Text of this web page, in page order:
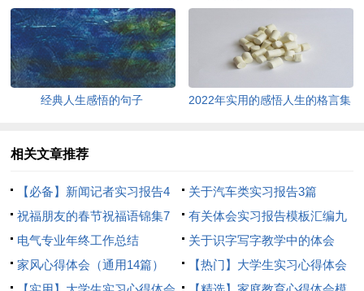
经典人生感悟的句子
2022年实用的感悟人生的格言集
相关文章推荐
【必备】新闻记者实习报告4
篇
关于汽车类实习报告3篇
祝福朋友的春节祝福语锦集7
篇
有关体会实习报告模板汇编九
篇
电气专业年终工作总结
关于识字写字教学中的体会
家风心得体会（通用14篇）
【热门】大学生实习心得体会